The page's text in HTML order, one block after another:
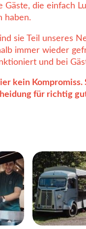
Gäste, die einfach
haben.
sie Teil unseres
immer wieder
und bei
kein Kompromiss.
für richtig